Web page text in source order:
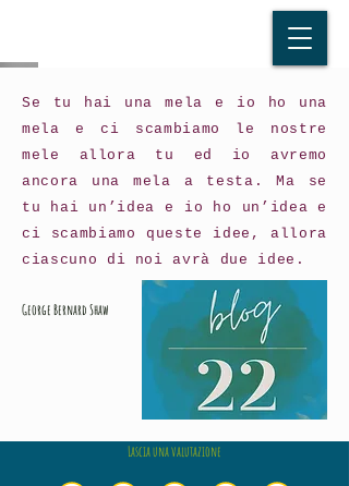
Se tu hai una mela e io ho una
mela e ci scambiamo le nostre
mele allora tu ed io avremo
ancora una mela a testa. Ma se
tu hai un’idea e io ho un’idea e
ci scambiamo queste idee, allora
ciascuno di noi avrà due idee.
George Bernard Shaw
Lascia una valutazione